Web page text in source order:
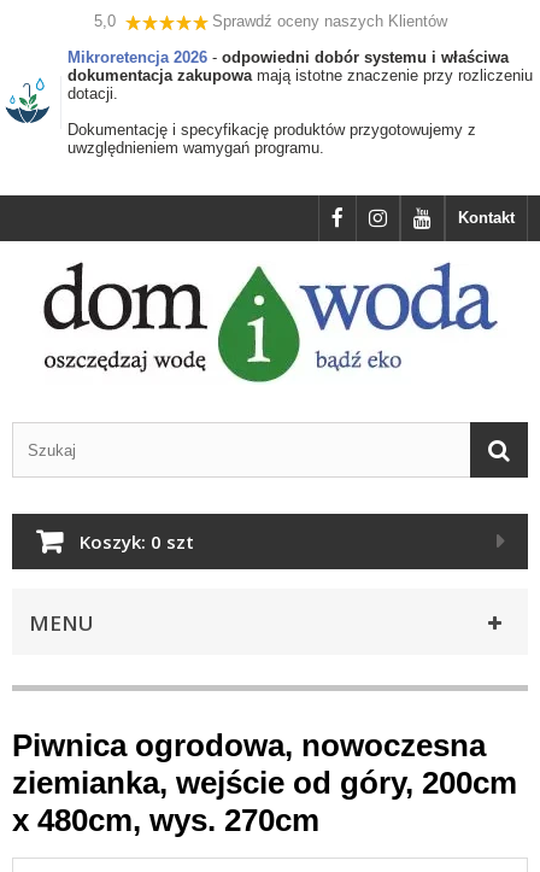
5,0
Sprawdź oceny naszych Klientów
Mikroretencja 2026 - odpowiedni dobór systemu i właściwa
dokumentacja zakupowamają istotne znaczenie przy rozliczeniu
dotacji.
Dokumentację i specyfikację produktów przygotowujemy z
uwzględnieniem wamygań programu.
Kontakt
Koszyk: 0 szt
MENU
Piwnica ogrodowa, nowoczesna
ziemianka, wejście od góry, 200cm
x 480cm, wys. 270cm